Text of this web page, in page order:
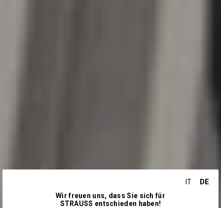
IT DE
Wir freuen uns, dass Sie sich für
STRAUSS entschieden haben!